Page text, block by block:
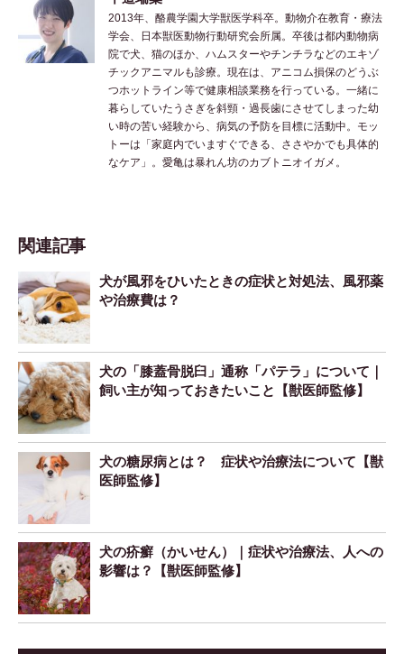
2013年、酪農学園大学獣医学科卒。動物介在教育・療法
学会、日本獣医動物行動研究会所属。卒後は都内動物病
院で犬、猫のほか、ハムスターやチンチラなどのエキゾ
チックアニマルも診療。現在は、アニコム損保のどうぶ
つホットライン等で健康相談業務を行っている。一緒に
暮らしていたうさぎを斜頸・過長歯にさせてしまった幼
い時の苦い経験から、病気の予防を目標に活動中。モッ
トーは「家庭内でいますぐできる、ささやかでも具体的
なケア」。愛亀は暴れん坊のカブトニオイガメ。
関連記事
犬が風邪をひいたときの症状と対処法、風邪薬
や治療費は？
犬の「膝蓋骨脱臼」通称「パテラ」について｜
飼い主が知っておきたいこと【獣医師監修】
犬の糖尿病とは？ 症状や治療法について【獣
医師監修】
犬の疥癬（かいせん）｜症状や治療法、人への
影響は？【獣医師監修】